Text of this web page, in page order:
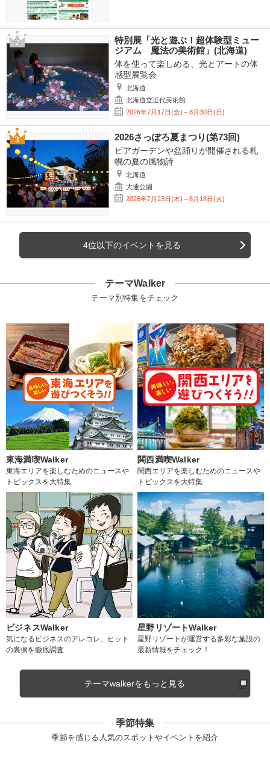
特別展「光と遊ぶ！超体験型ミュー
ジアム 魔法の美術館」(北海道)
体を使って楽しめる、光とアートの体
感型展覧会
北海道
北海道立近代美術館
2026年7月17日(金)～8月30日(日)
2026さっぽろ夏まつり(第73回)
ビアガーデンや盆踊りが開催される札
幌の夏の風物詩
北海道
大通公園
2026年7月23日(木)～8月18日(火)
4位以下のイベントを見る
テーマWalker
テーマ別特集をチェック
東海満喫Walker
東海エリアを楽しむためのニュースや
トピックスを大特集
関西満喫Walker
関西エリアを楽しむためのニュースや
トピックスを大特集
ビジネスWalker
気になるビジネスのアレコレ、ヒット
の裏側を徹底調査
星野リゾートWalker
星野リゾートが運営する多彩な施設の
最新情報をチェック！
テーマwalkerをもっと見る
季節特集
季節を感じる人気のスポットやイベントを紹介